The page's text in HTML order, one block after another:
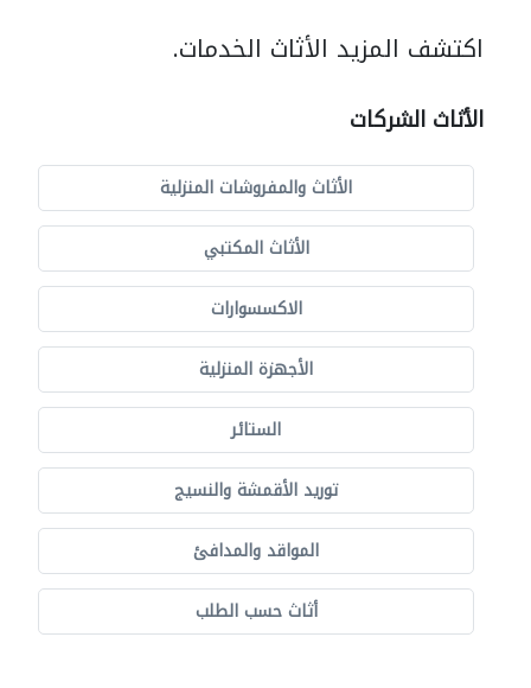
اكتشف المزيد الأثاث الخدمات.
الأثاث الشركات
الأثاث والمفروشات المنزلية
الأثاث المكتبي
الاكسسوارات
الأجهزة المنزلية
الستائر
توريد الأقمشة والنسيج
المواقد والمدافئ
أثاث حسب الطلب